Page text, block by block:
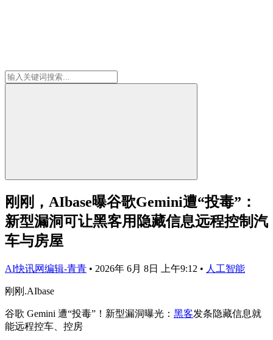
刚刚，AIbase曝谷歌Gemini遭“投毒”：
新型漏洞可让黑客用隐藏信息远程控制汽
车与房屋
AI快讯网编辑-青青 • 2026年 6月 8日 上午9:12 • 人工智能
刚刚.AIbase
谷歌 Gemini 遭“投毒”！新型漏洞曝光： 黑客发条隐藏信息就
能远程控车、控房